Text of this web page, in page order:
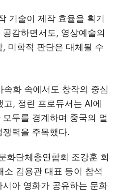
기술이 제작 효율을 획기
감하면서도, 영상예술의
미학적 판단은 대체될 수
속화 속에서도 창작의 중심
고, 정린 프로듀서는 AI에
두를 경계하며 중국의 멀
력을 주목했다.
화단체총연합회 조강훈 회
소 김용관 대표 등이 참석
아 영화가 공유하는 문화